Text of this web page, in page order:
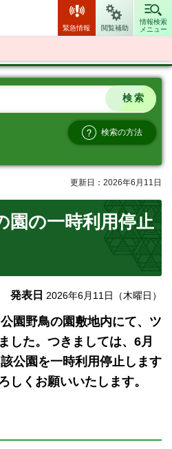
緊急情報 閲覧補助
情報検索
メニュー
検索の方法
更新日：2026年6月11日
園の一時利用停止
発表日 2026年6月11日（木曜日）
園野鳥の園敷地内にて、ツ
した。つきましては、6月
公園を一時利用停止します
しくお願いいたします。